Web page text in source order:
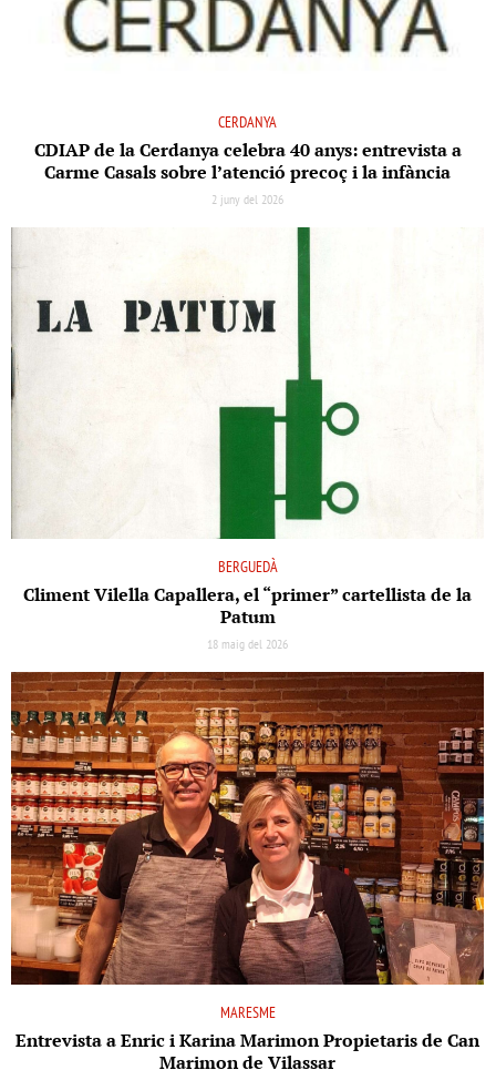
CERDANYA
CDIAP de la Cerdanya celebra 40 anys: entrevista a
Carme Casals sobre l’atenció precoç i la infància
2 juny del 2026
BERGUEDÀ
Climent Vilella Capallera, el “primer” cartellista de la
Patum
18 maig del 2026
MARESME
Entrevista a Enric i Karina Marimon Propietaris de Can
Marimon de Vilassar